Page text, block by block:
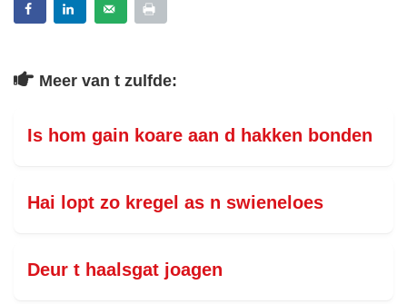
Meer van t zulfde:
Is hom gain koare aan d hakken bonden
Hai lopt zo kregel as n swieneloes
Deur t haalsgat joagen